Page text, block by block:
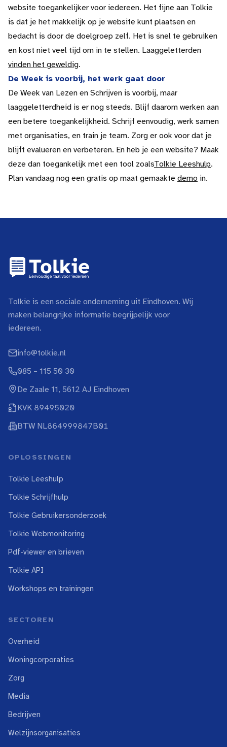
website toegankelijker voor iedereen. Het fijne aan Tolkie
is dat je het makkelijk op je website kunt plaatsen en
bedacht is door de doelgroep zelf. Het is snel te gebruiken
en kost niet veel tijd om in te stellen. Laaggeletterden
vinden het geweldig.
De Week is voorbij, het werk gaat door
De Week van Lezen en Schrijven is voorbij, maar
laaggeletterdheid is er nog steeds. Blijf daarom werken aan
een betere toegankelijkheid. Schrijf eenvoudig, werk samen
met organisaties, en train je team. Zorg er ook voor dat je
blijft evalueren en verbeteren. En heb je een website? Maak
deze dan toegankelijk met een tool zoalsTolkie Leeshulp.
Plan vandaag nog een gratis op maat gemaakte demo in.
Tolkie is een sociale onderneming uit Eindhoven. Wij
maken belangrijke informatie begrijpelijk voor
iedereen.
info@tolkie.nl
085 – 115 50 30
De Zaale 11, 5612 AJ Eindhoven
KVK 89495020
BTW NL864999847B01
OPLOSSINGEN
Tolkie Leeshulp
Tolkie Schrijfhulp
Tolkie Gebruikersonderzoek
Tolkie Webmonitoring
Pdf-viewer en brieven
Tolkie API
Workshops en trainingen
SECTOREN
Overheid
Woningcorporaties
Zorg
Media
Bedrijven
Welzijnsorganisaties